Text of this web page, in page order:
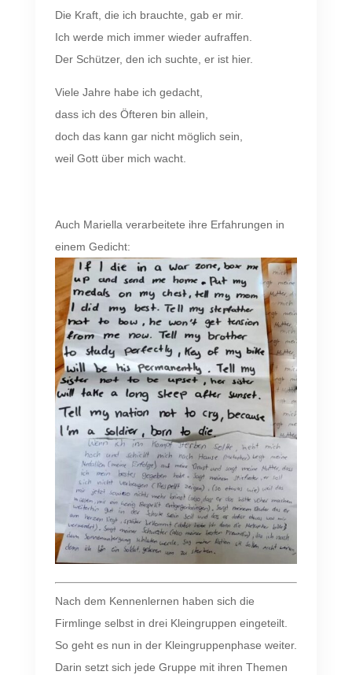
Die Kraft, die ich brauchte, gab er mir.
Ich werde mich immer wieder aufraffen.
Der Schützer, den ich suchte, er ist hier.
Viele Jahre habe ich gedacht,
dass ich des Öfteren bin allein,
doch das kann gar nicht möglich sein,
weil Gott über mich wacht.
Auch Mariella verarbeitete ihre Erfahrungen in
einem Gedicht:
Nach dem Kennenlernen haben sich die
Firmlinge selbst in drei Kleingruppen eingeteilt.
So geht es nun in der Kleingruppenphase weiter.
Darin setzt sich jede Gruppe mit ihren Themen